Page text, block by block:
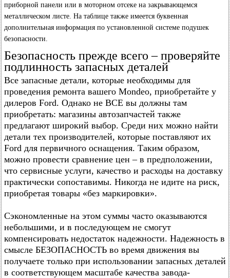
приборной панели или в моторном отсеке на закрывающемся
металлическом листе. На таблице также имеется буквенная
дополнительная информация по установленной системе подушек
безопасности.
Безопасность прежде всего – проверяйте
подлинность запасных деталей
Все запасные детали, которые необходимы для
проведения ремонта вашего Mondeo, приобретайте у
дилеров Ford. Однако не ВСЕ вы должны там
приобретать: магазины автозапчастей также
предлагают широкий выбор. Среди них можно найти
детали тех производителей, которые поставляют их
Ford для первичного оснащения. Таким образом,
можно провести сравнение цен – в предположении,
что сервисные услуги, качество и расходы на доставку
практически сопоставимы. Никогда не идите на риск,
приобретая товары «без маркировки».
Сэкономленные на этом суммы часто оказываются
небольшими, и в последующем не смогут
компенсировать недостаток надежности. Надежность в
смысле БЕЗОПАСНОСТЬ во время движения вы
получаете только при использовании запасных деталей
в соответствующем масштабе качества завода-